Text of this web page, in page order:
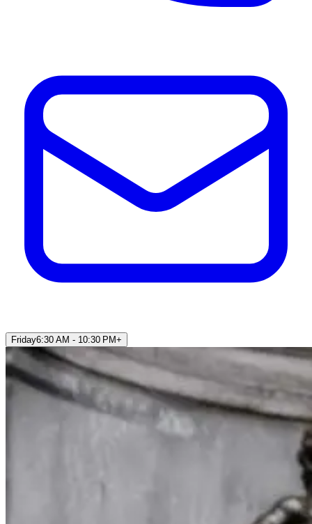
Friday6:30 AM - 10:30 PM+